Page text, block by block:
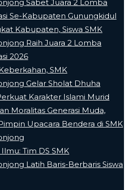
Sabet Juara 2 Lomba
Se-Kabupaten Gunungkidul
Kabupaten, Siswa SMK
Raih Juara 2 Lomba
2026
SMK
Gelar Sholat Dhuha
Karakter Islami Murid
Moralitas Generasi Muda,
Upacara Bendera di SMK
Tim DS SMK
Latih Baris-Berbaris Siswa